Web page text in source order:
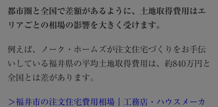
都市圏と全国で差額があるように、土地取得費用はエ
リアごとの相場の影響を大きく受けます。
例えば、ノーク・ホームズが注文住宅づくりをお手伝
いしている福井県の平均土地取得費用は、約840万円と
全国とは差があります。
＞福井市の注文住宅費用相場｜工務店・ハウスメーカ